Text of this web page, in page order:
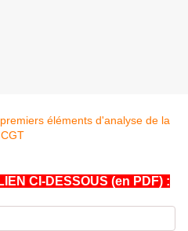
CI-DESSOUS (en PDF) :